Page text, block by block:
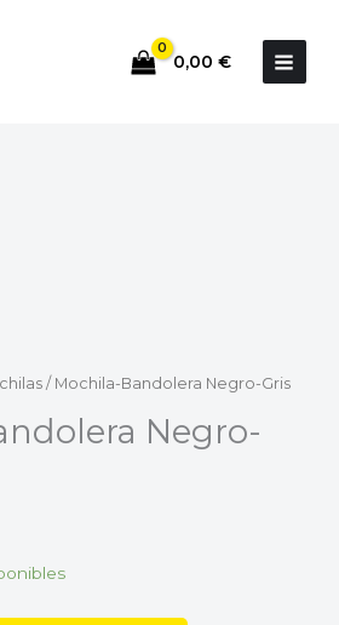
0,00 €
/ Mochila-Bandolera Negro-Gris
Negro-